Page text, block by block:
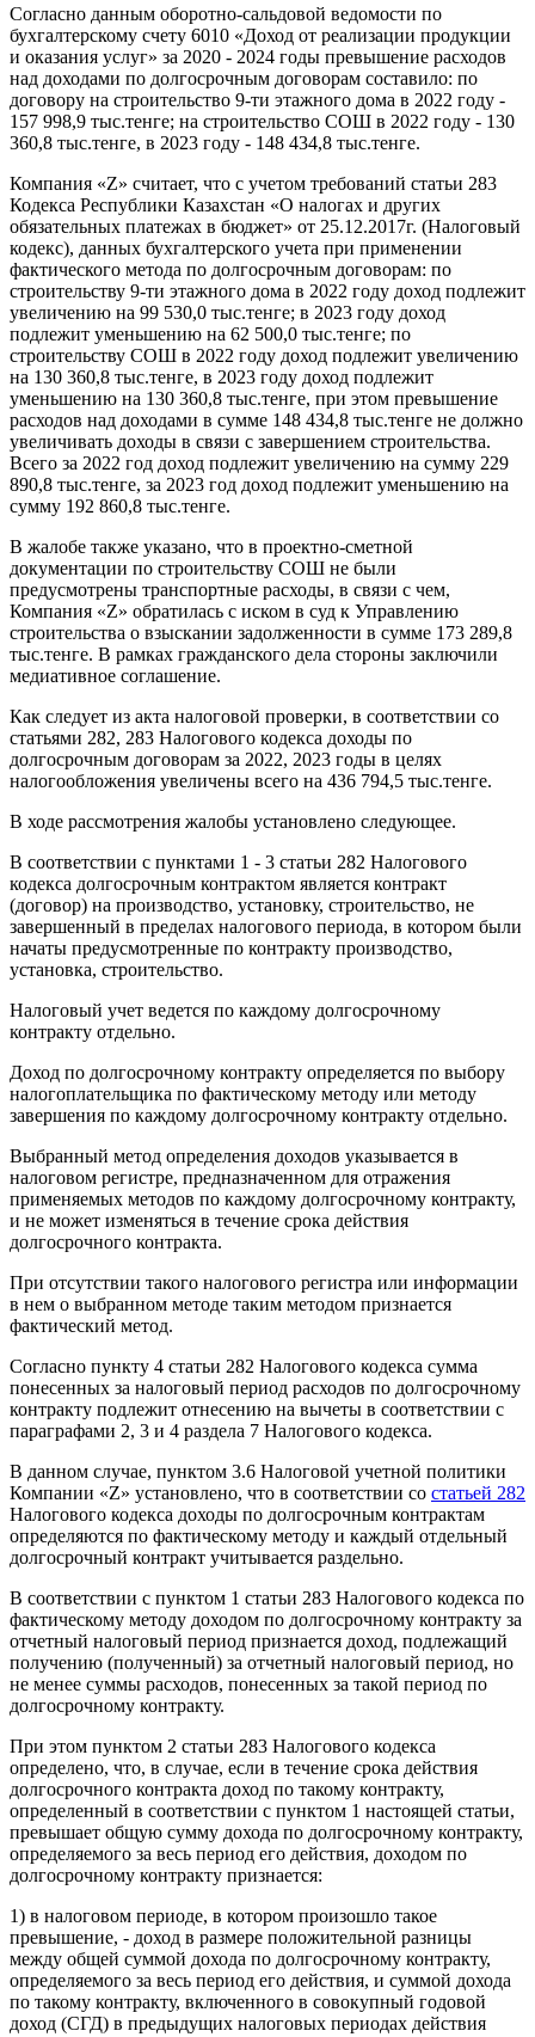
Согласно данным оборотно-сальдовой ведомости по
бухгалтерскому счету 6010 «Доход от реализации продукции
и оказания услуг» за 2020 - 2024 годы превышение расходов
над доходами по долгосрочным договорам составило: по
договору на строительство 9-ти этажного дома в 2022 году -
157 998,9 тыс.тенге; на строительство СОШ в 2022 году - 130
360,8 тыс.тенге, в 2023 году - 148 434,8 тыс.тенге.
Компания «Z» считает, что с учетом требований статьи 283
Кодекса Республики Казахстан «О налогах и других
обязательных платежах в бюджет» от 25.12.2017г. (Налоговый
кодекс), данных бухгалтерского учета при применении
фактического метода по долгосрочным договорам: по
строительству 9-ти этажного дома в 2022 году доход подлежит
увеличению на 99 530,0 тыс.тенге; в 2023 году доход
подлежит уменьшению на 62 500,0 тыс.тенге; по
строительству СОШ в 2022 году доход подлежит увеличению
на 130 360,8 тыс.тенге, в 2023 году доход подлежит
уменьшению на 130 360,8 тыс.тенге, при этом превышение
расходов над доходами в сумме 148 434,8 тыс.тенге не должно
увеличивать доходы в связи с завершением строительства.
Всего за 2022 год доход подлежит увеличению на сумму 229
890,8 тыс.тенге, за 2023 год доход подлежит уменьшению на
сумму 192 860,8 тыс.тенге.
В жалобе также указано, что в проектно-сметной
документации по строительству СОШ не были
предусмотрены транспортные расходы, в связи с чем,
Компания «Z» обратилась с иском в суд к Управлению
строительства о взыскании задолженности в сумме 173 289,8
тыс.тенге. В рамках гражданского дела стороны заключили
медиативное соглашение.
Как следует из акта налоговой проверки, в соответствии со
статьями 282, 283 Налогового кодекса доходы по
долгосрочным договорам за 2022, 2023 годы в целях
налогообложения увеличены всего на 436 794,5 тыс.тенге.
В ходе рассмотрения жалобы установлено следующее.
В соответствии с пунктами 1 - 3 статьи 282 Налогового
кодекса долгосрочным контрактом является контракт
(договор) на производство, установку, строительство, не
завершенный в пределах налогового периода, в котором были
начаты предусмотренные по контракту производство,
установка, строительство.
Налоговый учет ведется по каждому долгосрочному
контракту отдельно.
Доход по долгосрочному контракту определяется по выбору
налогоплательщика по фактическому методу или методу
завершения по каждому долгосрочному контракту отдельно.
Выбранный метод определения доходов указывается в
налоговом регистре, предназначенном для отражения
применяемых методов по каждому долгосрочному контракту,
и не может изменяться в течение срока действия
долгосрочного контракта.
При отсутствии такого налогового регистра или информации
в нем о выбранном методе таким методом признается
фактический метод.
Согласно пункту 4 статьи 282 Налогового кодекса сумма
понесенных за налоговый период расходов по долгосрочному
контракту подлежит отнесению на вычеты в соответствии с
параграфами 2, 3 и 4 раздела 7 Налогового кодекса.
В данном случае, пунктом 3.6 Налоговой учетной политики
Компании «Z» установлено, что в соответствии со статьей 282
Налогового кодекса доходы по долгосрочным контрактам
определяются по фактическому методу и каждый отдельный
долгосрочный контракт учитывается раздельно.
В соответствии с пунктом 1 статьи 283 Налогового кодекса по
фактическому методу доходом по долгосрочному контракту за
отчетный налоговый период признается доход, подлежащий
получению (полученный) за отчетный налоговый период, но
не менее суммы расходов, понесенных за такой период по
долгосрочному контракту.
При этом пунктом 2 статьи 283 Налогового кодекса
определено, что, в случае, если в течение срока действия
долгосрочного контракта доход по такому контракту,
определенный в соответствии с пунктом 1 настоящей статьи,
превышает общую сумму дохода по долгосрочному контракту,
определяемого за весь период его действия, доходом по
долгосрочному контракту признается:
1) в налоговом периоде, в котором произошло такое
превышение, - доход в размере положительной разницы
между общей суммой дохода по долгосрочному контракту,
определяемого за весь период его действия, и суммой дохода
по такому контракту, включенного в совокупный годовой
доход (СГД) в предыдущих налоговых периодах действия